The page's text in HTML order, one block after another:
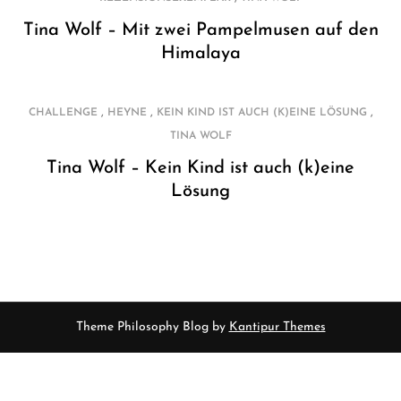
Tina Wolf – Mit zwei Pampelmusen auf den
Himalaya
CHALLENGE , HEYNE , KEIN KIND IST AUCH (K)EINE LÖSUNG ,
TINA WOLF
Tina Wolf – Kein Kind ist auch (k)eine
Lösung
Theme Philosophy Blog by Kantipur Themes